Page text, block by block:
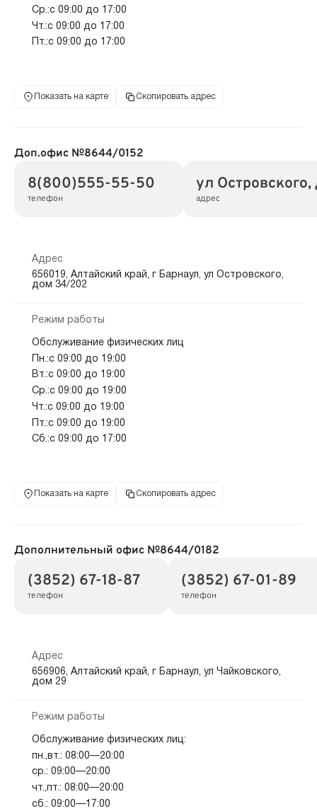
Ср.:с 09:00 до 17:00
Чт.:с 09:00 до 17:00
Пт.:с 09:00 до 17:00
Показать на карте Скопировать адрес
Доп.офис №8644/0152
8(800)555-55-50
телефон
ул
адрес
Адрес
656019, Алтайский край, г Барнаул, ул Островского,
дом 34/202
Режим работы
Обслуживание физических лиц
Пн.:с 09:00 до 19:00
Вт.:с 09:00 до 19:00
Ср.:с 09:00 до 19:00
Чт.:с 09:00 до 19:00
Пт.:с 09:00 до 19:00
Сб.:с 09:00 до 17:00
Показать на карте Скопировать адрес
Дополнительный офис №8644/0182
(3852) 67-18-87
телефон
(3852) 67-01-89
телефон
Адрес
656906, Алтайский край, г Барнаул, ул Чайковского,
дом 29
Режим работы
Обслуживание физических лиц:
пн.,вт.: 08:00—20:00
ср.: 09:00—20:00
чт.,пт.: 08:00—20:00
сб.: 09:00—17:00